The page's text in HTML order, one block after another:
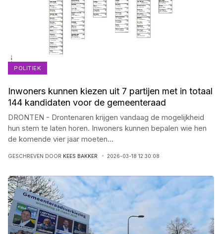
POLITIEK
Inwoners kunnen kiezen uit 7 partijen met in totaal
144 kandidaten voor de gemeenteraad
DRONTEN - Drontenaren krijgen vandaag de mogelijkheid
hun stem te laten horen. Inwoners kunnen bepalen wie hen
de komende vier jaar moeten...
GESCHREVEN DOOR KEES BAKKER 2026-03-18 12:30:08